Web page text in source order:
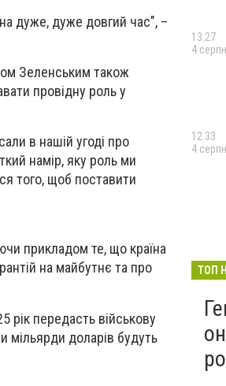
на дуже, дуже довгий час", –
Зеленським також
провідну роль у
в нашій угоді про
намір, яку роль ми
того, щоб поставити
прикладом те, що країна
на майбутнє та про
передасть військову
мільярди доларів будуть
13:27
4
12:33
4
ТОП